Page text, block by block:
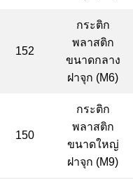
152
กระติก
พลาสติก
ขนาดกลาง
ฝาจุก (M6)
150
กระติก
พลาสติก
ขนาดใหญ่
ฝาจุก (M9)